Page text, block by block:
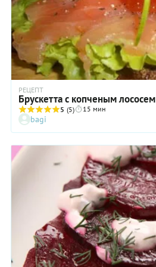
РЕЦЕПТ
Брускетта с копченым лососем
5 (5) 15 мин
bagi